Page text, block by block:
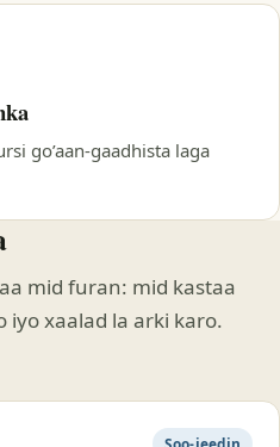
go’aan-gaadhista laga
mid furan: mid kastaa
iyo xaalad la arki karo.
Soo-jeedin